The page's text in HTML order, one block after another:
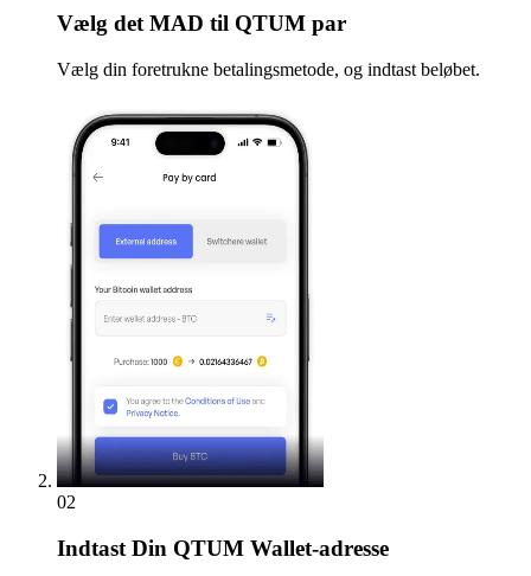
Vælg det MAD til QTUM par
Vælg din foretrukne betalingsmetode, og indtast beløbet.
02
Indtast Din QTUM Wallet-adresse